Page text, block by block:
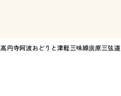
高円寺阿波おどりと津軽三味線廣原三弦